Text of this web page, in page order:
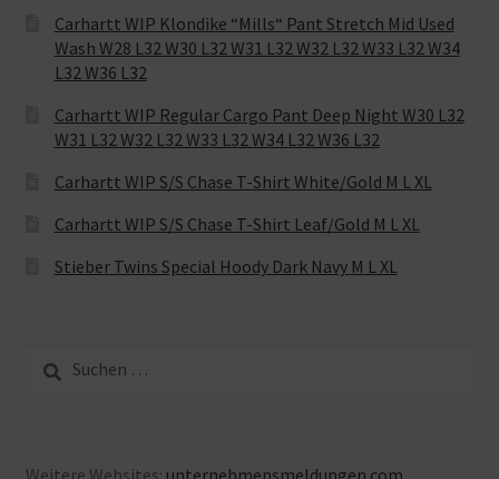
Carhartt WIP Klondike “Mills“ Pant Stretch Mid Used
Wash W28 L32 W30 L32 W31 L32 W32 L32 W33 L32 W34
L32 W36 L32
Carhartt WIP Regular Cargo Pant Deep Night W30 L32
W31 L32 W32 L32 W33 L32 W34 L32 W36 L32
Carhartt WIP S/S Chase T-Shirt White/Gold M L XL
Carhartt WIP S/S Chase T-Shirt Leaf/Gold M L XL
Stieber Twins Special Hoody Dark Navy M L XL
nach:
Weitere Websites: unternehmensmeldungen.com